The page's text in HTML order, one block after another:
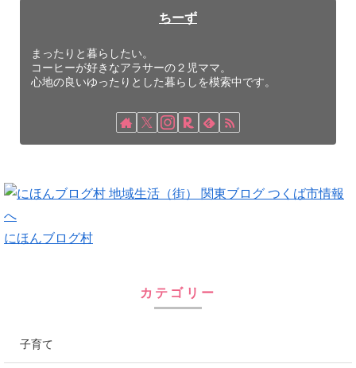
ちーず
まったりと暮らしたい。
コーヒーが好きなアラサーの２児ママ。
心地の良いゆったりとした暮らしを模索中です。
にほんブログ村
カテゴリー
子育て